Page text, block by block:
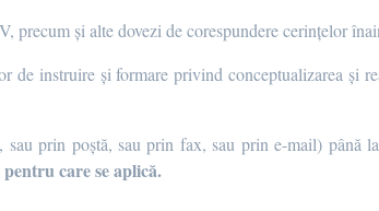
precum și alte dovezi de corespundere cerințelor
instruire și formare privind conceptualizarea și
prin poștă, sau prin fax, sau prin e-mail) până la
care se aplică.